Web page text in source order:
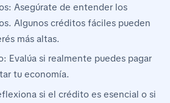
Asegúrate de entender los
Algunos créditos fáciles pueden
más altas.
Evalúa si realmente puedes pagar
tu economía.
si el crédito es esencial o si